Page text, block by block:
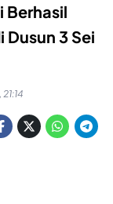
Berhasil
3 Sei